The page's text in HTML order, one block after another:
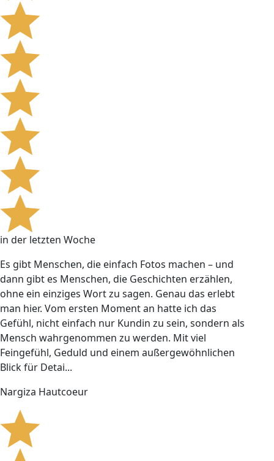
in der letzten Woche
Es gibt Menschen, die einfach Fotos machen – und
dann gibt es Menschen, die Geschichten erzählen,
ohne ein einziges Wort zu sagen. Genau das erlebt
man hier. Vom ersten Moment an hatte ich das
Gefühl, nicht einfach nur Kundin zu sein, sondern als
Mensch wahrgenommen zu werden. Mit viel
Feingefühl, Geduld und einem außergewöhnlichen
Blick für Detai...
Nargiza Hautcoeur